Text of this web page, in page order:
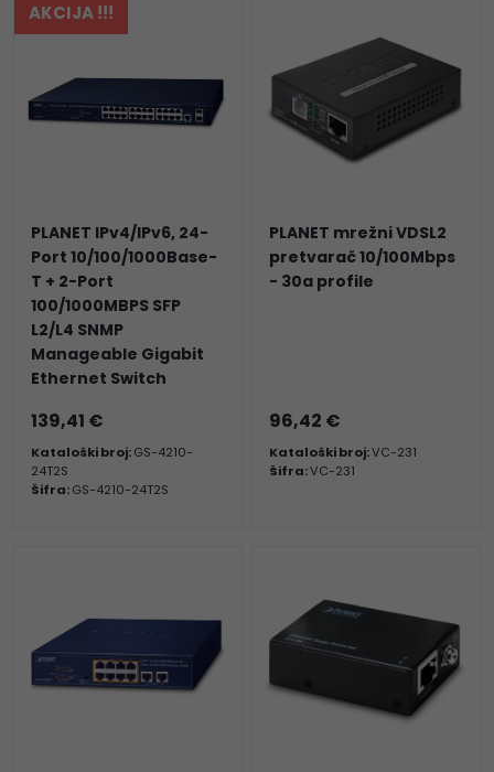
AKCIJA !!!
PLANET IPv4/IPv6, 24-
Port 10/100/1000Base-
T + 2-Port
100/1000MBPS SFP
L2/L4 SNMP
Manageable Gigabit
Ethernet Switch
139,41 €
Kataloški broj:GS-4210-
24T2S
Šifra:GS-4210-24T2S
PLANET mrežni VDSL2
pretvarač 10/100Mbps
- 30a profile
96,42 €
Kataloški broj:VC-231
Šifra:VC-231